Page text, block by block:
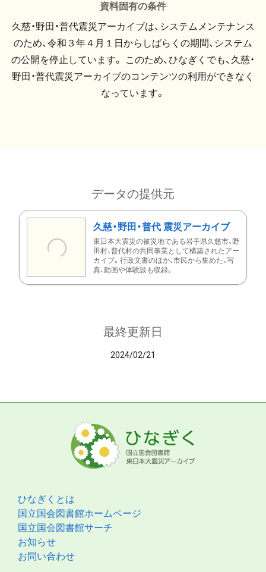
資料固有の条件
久慈・野田・普代震災アーカイブは、システムメンテナンス
のため、令和３年４月１日からしばらくの期間、システム
の公開を停止しています。 このため、ひなぎくでも、久慈・
野田・普代震災アーカイブのコンテンツの利用ができなく
なっています。
データの提供元
久慈・野田・普代 震災アーカイブ
東日本大震災の被災地である岩手県久慈市、野
田村、普代村の共同事業として構築されたアー
カイブ。行政文書のほか、市民から集めた、写
真、動画や体験談も収録。
最終更新日
2024/02/21
ひなぎくとは
国立国会図書館ホームページ
国立国会図書館サーチ
お知らせ
お問い合わせ